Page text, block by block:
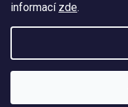
informací zde.